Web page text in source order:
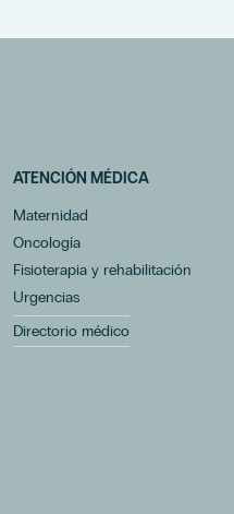
ATENCIÓN MÉDICA
Maternidad
Oncología
Fisioterapia y rehabilitación
Urgencias
Directorio médico